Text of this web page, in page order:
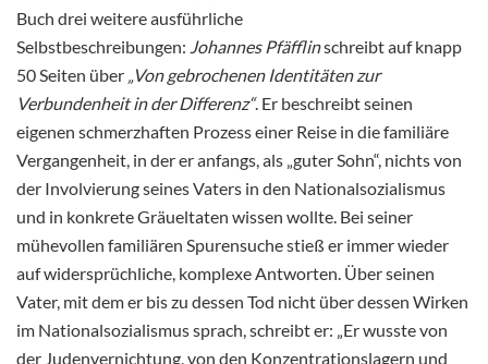
Buch drei weitere ausführliche
Selbstbeschreibungen: Johannes Pfäfflinschreibt auf knapp
50 Seiten über „Von gebrochenen Identitäten zur
Verbundenheit in der Differenz“. Er beschreibt seinen
eigenen schmerzhaften Prozess einer Reise in die familiäre
Vergangenheit, in der er anfangs, als „guter Sohn“, nichts von
der Involvierung seines Vaters in den Nationalsozialismus
und in konkrete Gräueltaten wissen wollte. Bei seiner
mühevollen familiären Spurensuche stieß er immer wieder
auf widersprüchliche, komplexe Antworten. Über seinen
Vater, mit dem er bis zu dessen Tod nicht über dessen Wirken
im Nationalsozialismus sprach, schreibt er: „Er wusste von
der Judenvernichtung, von den Konzentrationslagern und